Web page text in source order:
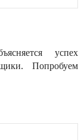
успех
Попробуем